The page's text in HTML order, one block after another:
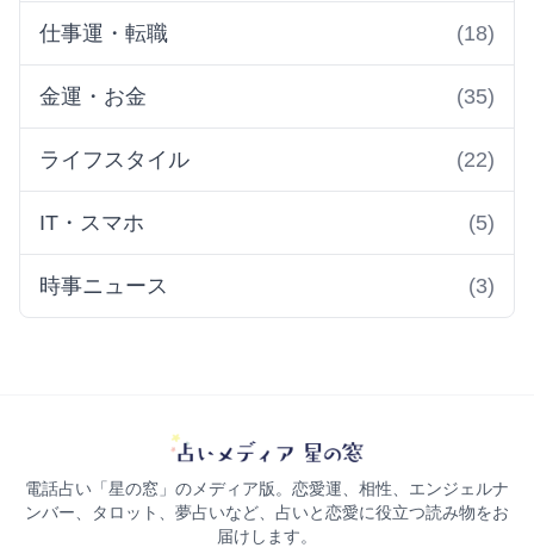
仕事運・転職 (18)
金運・お金 (35)
ライフスタイル (22)
IT・スマホ (5)
時事ニュース (3)
電話占い「星の窓」のメディア版。恋愛運、相性、エンジェルナ
ンバー、タロット、夢占いなど、占いと恋愛に役立つ読み物をお
届けします。